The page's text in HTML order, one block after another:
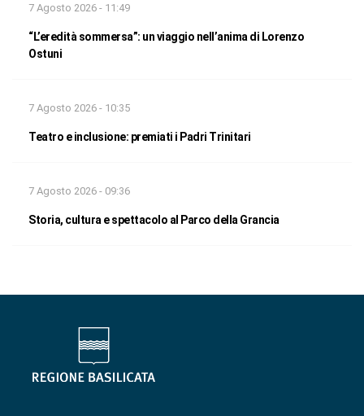
7 Agosto 2026 - 11:49
“L’eredità sommersa”: un viaggio nell’anima di Lorenzo
Ostuni
7 Agosto 2026 - 10:35
Teatro e inclusione: premiati i Padri Trinitari
7 Agosto 2026 - 09:36
Storia, cultura e spettacolo al Parco della Grancia